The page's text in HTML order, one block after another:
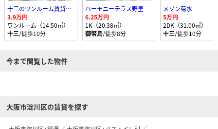
十三のワンルーム賃貸マンション
3.9万円
ワンルーム（14.50㎡）
十三/徒歩10分
ハーモニーテラス野里
6.25万円
1K（20.38㎡）
御幣島/徒歩8分
メゾン菊水
5万円
2DK（31.00㎡）
十三/徒歩10分
今まで閲覧した物件
大阪市淀川区の賃貸を探す